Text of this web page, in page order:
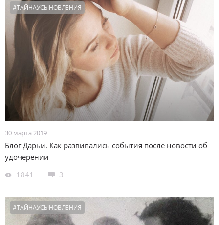
#ТАЙНАУСЫНОВЛЕНИЯ
30 марта 2019
Блог Дарьи. Как развивались события после новости об
удочерении
1841
3
#ТАЙНАУСЫНОВЛЕНИЯ